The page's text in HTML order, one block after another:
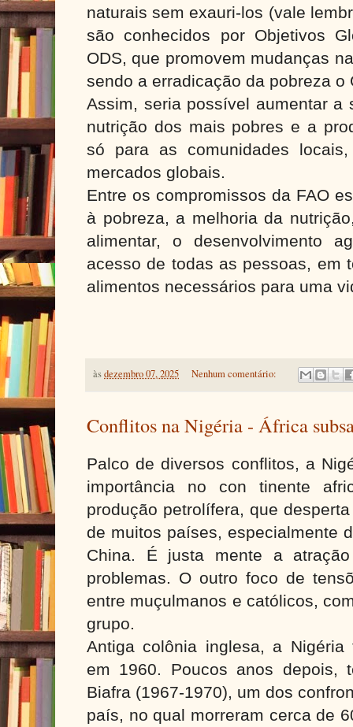
naturais sem exauri-los (vale
são conhecidos por Objetivos
ODS, que promovem mudanças
sendo a erradicação da pobreza o
Assim, seria possível aumentar a
nutrição dos mais pobres e a
só para as comunidades
mercados globais.
Entre os compromissos da FAO
à pobreza, a melhoria da
alimentar, o desenvolvimento
acesso de todas as pessoas, em
alimentos necessários para uma
àsdezembro 07, 2025 Nenhum comentário:
Conflitos na Nigéria - África
Palco de diversos conflitos, a
importância no con tinente
produção petrolífera, que
de muitos países, especialmente
China. É justa mente a
problemas. O outro foco de
entre muçulmanos e católicos,
grupo.
Antiga colônia inglesa, a Nigéria
em 1960. Poucos anos depois,
Biafra (1967-1970), um dos
país, no qual morreram cerca de